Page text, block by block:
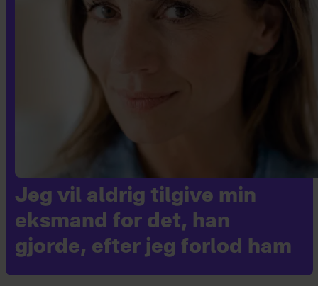
Jeg vil aldrig tilgive min
eksmand for det, han
gjorde, efter jeg forlod ham